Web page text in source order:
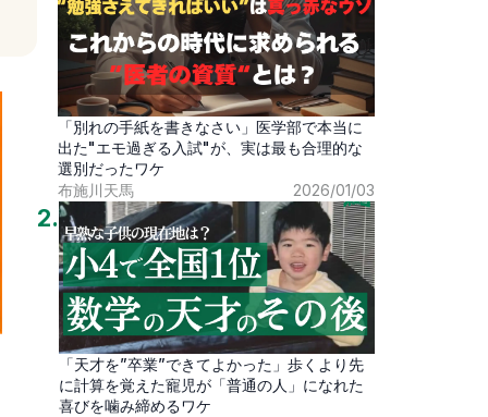
「別れの手紙を書きなさい」医学部で本当に
出た"エモ過ぎる入試"が、実は最も合理的な
選別だったワケ
布施川天馬
2026/01/03
2.
「天才を”卒業”できてよかった」歩くより先
に計算を覚えた寵児が「普通の人」になれた
喜びを噛み締めるワケ